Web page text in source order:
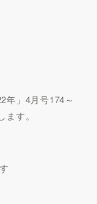
年」4月号174～
す。